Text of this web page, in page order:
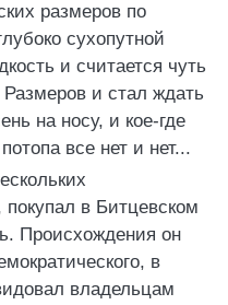
размеров по
сухопутной
и считается чуть
и стал ждать
на носу, и кое-где
все нет и нет...
покупал в Битцевском
Происхождения он
в
владельцам